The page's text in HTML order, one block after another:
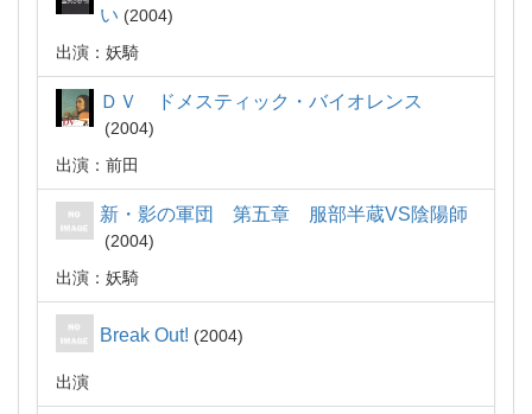
い
2004
出演：妖騎
ＤＶ ドメスティック・バイオレンス
2004
出演：前田
新・影の軍団 第五章 服部半蔵VS陰陽師
2004
出演：妖騎
Break Out! 2004
出演